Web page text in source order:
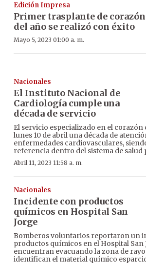
Edición Impresa
Primer trasplante de corazón
del año se realizó con éxito
Mayo 5, 2023 01:00 a. m.
Nacionales
El Instituto Nacional de
Cardiología cumple una
década de servicio
El servicio especializado en el
lunes 10 de abril una década de
enfermedades cardiovasculares,
referencia dentro del sistema de salud
Abril 11, 2023 11:58 a. m.
Nacionales
Incidente con productos
químicos en Hospital San
Jorge
Bomberos voluntarios reportaron un
productos químicos en el Hospital San
encuentran evacuando la zona de
identifican el material químico